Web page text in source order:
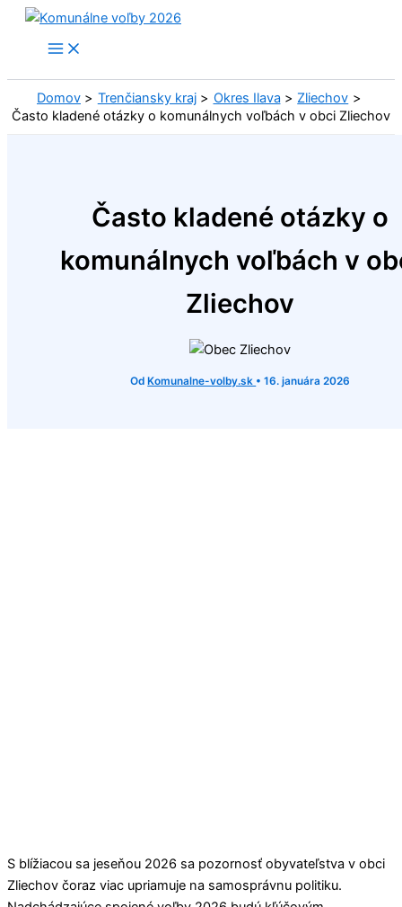
Preskočiť
Domov Trenčiansky kraj Okres Ilava
Zliechov
Často kladené otázky o komunálnych voľbách v obci Zliechov
Často kladené otázky o
komunálnych voľbách v
Zliechov
Od Komunalne-volby.sk •16. januára 2026
S blížiacou sa jeseňou 2026 sa pozornosť obyvateľstva v obci
Zliechov čoraz viac upriamuje na samosprávnu politiku.